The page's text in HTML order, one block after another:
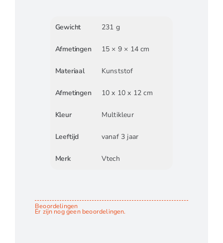
Gewicht 231 g
Afmetingen 15 × 9 × 14 cm
Materiaal Kunststof
Afmetingen 10 x 10 x 12 cm
Kleur Multikleur
Leeftijd vanaf 3 jaar
Merk Vtech
Beoordelingen
Er zijn nog geen beoordelingen.